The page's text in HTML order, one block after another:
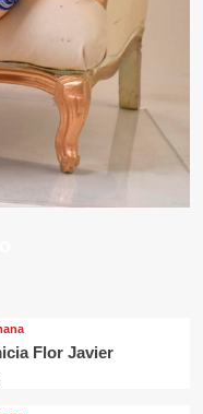
Flor Javier